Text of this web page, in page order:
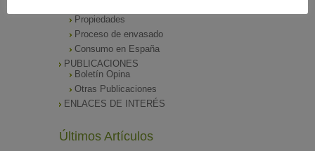
Propiedades
Proceso de envasado
Consumo en España
PUBLICACIONES
Boletín Opina
Otras Publicaciones
ENLACES DE INTERÉS
Últimos Artículos